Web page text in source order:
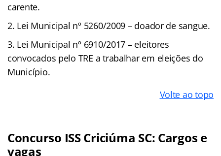
carente.
2. Lei Municipal nº 5260/2009 – doador de sangue.
3. Lei Municipal nº 6910/2017 – eleitores
convocados pelo TRE a trabalhar em eleições do
Município.
Volte ao topo
Concurso ISS Criciúma SC: Cargos e
vagas